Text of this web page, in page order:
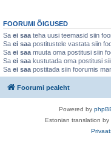
FOORUMI ÕIGUSED
Sa ei saa teha uusi teemasid siin
Sa ei saa postitustele vastata siin
Sa ei saa muuta oma postitusi siin
Sa ei saa kustutada oma postitusi
Sa ei saa postitada siin foorumis
Foorumi pealeht
Powered by
Estonian translation by